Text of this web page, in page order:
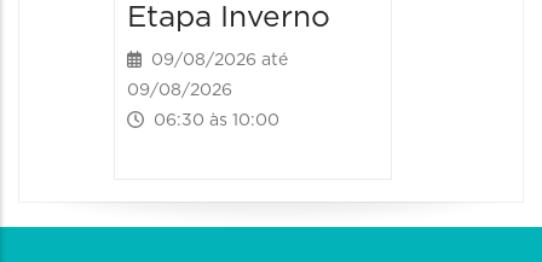
Etapa Inverno
09/08/2026 até
09/08/2026
06:30 às 10:00